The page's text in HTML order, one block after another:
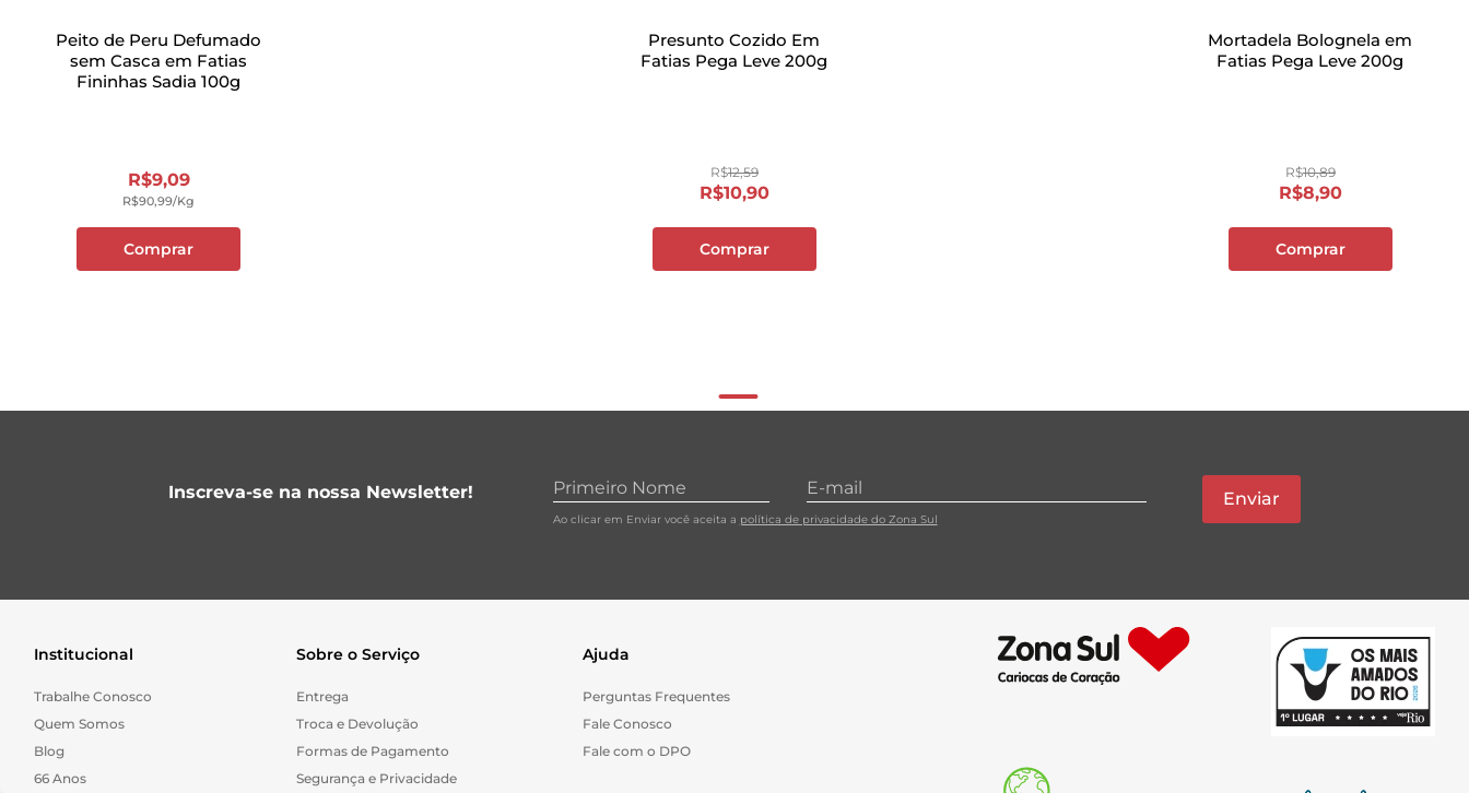
Peito de Peru Defumado
sem Casca em Fatias
Fininhas Sadia 100g
R$9,09
R$90,99/kg
Comprar
Presunto Cozido Em
Fatias Pega Leve 200g
R$12,59
R$10,90
Comprar
Mortadela Bolognela em
Fatias Pega Leve 200g
R$10,89
R$8,90
Comprar
Inscreva-se na nossa Newsletter!
Ao clicar em Enviar você aceita a política de privacidade do Zona Sul
Enviar
Institucional
Trabalhe Conosco
Quem Somos
Blog
66 Anos
Sobre o Serviço
Entrega
Troca e Devolução
Formas de Pagamento
Segurança e Privacidade
Ajuda
Perguntas Frequentes
Fale Conosco
Fale com o DPO